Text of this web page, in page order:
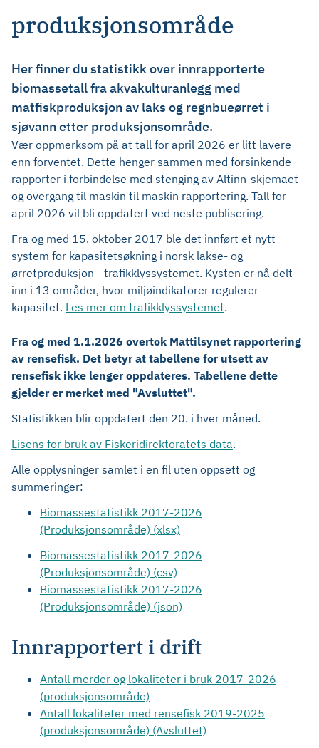
produksjonsområde
Her finner du statistikk over innrapporterte
biomassetall fra akvakulturanlegg med
matfiskproduksjon av laks og regnbueørret i
sjøvann etter produksjonsområde.
Vær oppmerksom på at tall for april 2026 er litt lavere
enn forventet. Dette henger sammen med forsinkende
rapporter i forbindelse med stenging av Altinn-skjemaet
og overgang til maskin til maskin rapportering. Tall for
april 2026 vil bli oppdatert ved neste publisering.
Fra og med 15. oktober 2017 ble det innført et nytt
system for kapasitetsøkning i norsk lakse- og
ørretproduksjon - trafikklyssystemet. Kysten er nå delt
inn i 13 områder, hvor miljøindikatorer regulerer
kapasitet. Les mer om trafikklyssystemet.
Fra og med 1.1.2026 overtok Mattilsynet rapportering
av rensefisk. Det betyr at tabellene for utsett av
rensefisk ikke lenger oppdateres. Tabellene dette
gjelder er merket med "Avsluttet".
Statistikken blir oppdatert den 20. i hver måned.
Lisens for bruk av Fiskeridirektoratets data.
Alle opplysninger samlet i en fil uten oppsett og
summeringer:
Biomassestatistikk 2017-2026
(Produksjonsområde) (xlsx)
Biomassestatistikk 2017-2026
(Produksjonsområde) (csv)
Biomassestatistikk 2017-2026
(Produksjonsområde) (json)
Innrapportert i drift
Antall merder og lokaliteter i bruk 2017-2026
(produksjonsområde)
Antall lokaliteter med rensefisk 2019-2025
(produksjonsområde) (Avsluttet)